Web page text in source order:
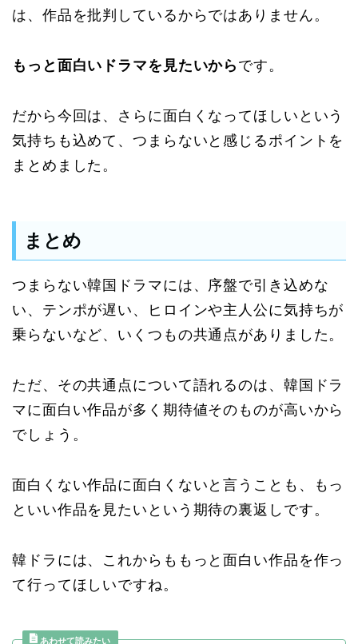
は、作品を批判しているからではありません。
もっと面白いドラマを見たいから です。
だから今回は、さらに面白くなってほしいという
気持ちも込めて、つまらないと感じるポイントを
まとめました。
まとめ
つまらない韓国ドラマには、序盤で引き込めな
い、テンポが遅い、ヒロインや主人公に気持ちが
乗らないなど、いくつもの共通点がありました。
ただ、その共通点について語れるのは、韓国ドラ
マに面白い作品が多く期待値そのものが高いから
でしょう。
面白くない作品に面白くないと言うことも、もっ
といい作品を見たいという期待の裏返しです。
韓ドラには、これからももっと面白い作品を作っ
て行ってほしいですね。